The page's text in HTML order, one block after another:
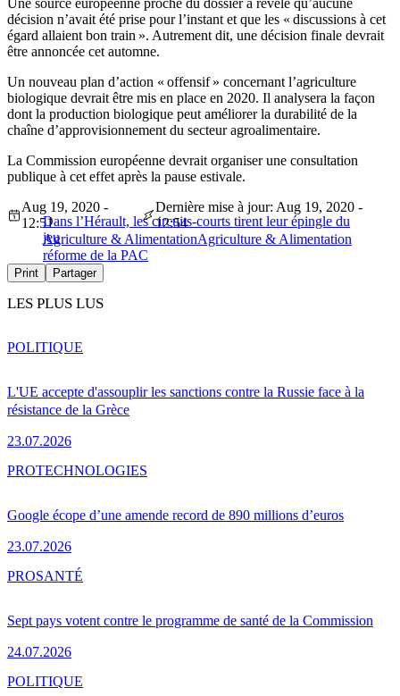
Une source européenne proche du dossier a révélé qu’aucune
décision n’avait été prise pour l’instant et que les « discussions à cet
égard allaient bon train ». Autrement dit, une décision finale devrait
être annoncée cet automne.
Un nouveau plan d’action « offensif » concernant l’agriculture
biologique devrait être mis en place en 2020. Il analysera la façon
dont la production biologique peut améliorer la durabilité de la
chaîne d’approvisionnement du secteur agroalimentaire.
La Commission européenne devrait organiser une consultation
publique à cet effet après la pause estivale.
Dans l’Hérault, les circuits-courts tirent leur épingle du
jeu
Aug 19, 2020 -
12:51
Dernière mise à jour: Aug 19, 2020 -
12:54
Agriculture & AlimentationAgriculture & Alimentation
réforme de la PAC
Print Partager
LES PLUS LUS
L'UE accepte d'assouplir les sanctions contre la Russie face à la
résistance de la Grèce
23.07.2026
POLITIQUE
Google écope d’une amende record de 890 millions d’euros
23.07.2026
PROTECHNOLOGIES
Sept pays votent contre le programme de santé de la Commission
24.07.2026
PROSANTÉ
POLITIQUE